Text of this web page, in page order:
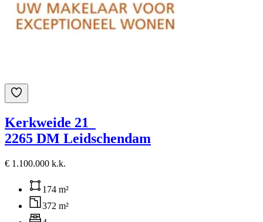
Kerkweide 21
2265 DM Leidschendam
€ 1.100.000 k.k.
174 m²
372 m²